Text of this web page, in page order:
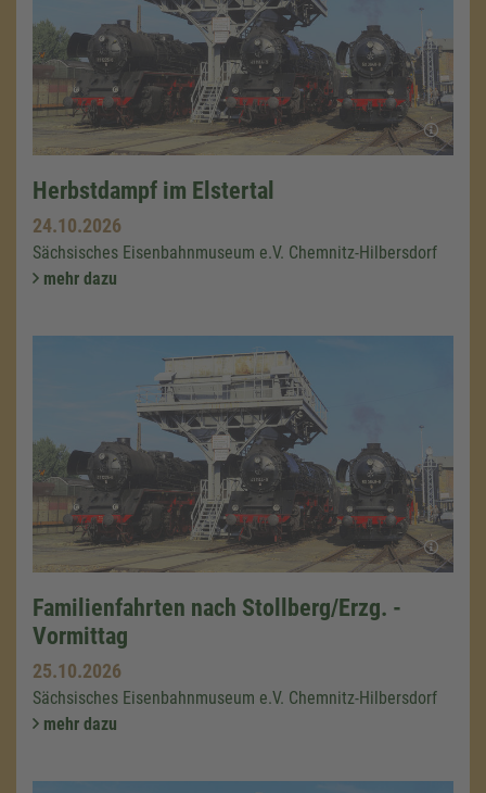
Herbstdampf im Elstertal
24.10.2026
Sächsisches Eisenbahnmuseum e.V. Chemnitz-Hilbersdorf
mehr dazu
Familienfahrten nach Stollberg/Erzg. -
Vormittag
25.10.2026
Sächsisches Eisenbahnmuseum e.V. Chemnitz-Hilbersdorf
mehr dazu